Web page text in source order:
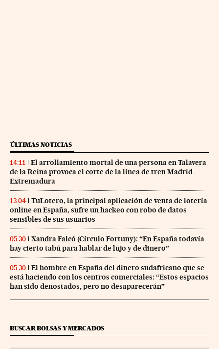
ÚLTIMAS NOTICIAS
14:11
El arrollamiento mortal de una persona en Talavera
de la Reina provoca el corte de la línea de tren Madrid-
Extremadura
13:04
TuLotero, la principal aplicación de venta de lotería
online en España, sufre un hackeo con robo de datos
sensibles de sus usuarios
05:30
Xandra Falcó (Círculo Fortuny): “En España todavía
hay cierto tabú para hablar de lujo y de dinero”
05:30
El hombre en España del dinero sudafricano que se
está haciendo con los centros comerciales: “Estos espacios
han sido denostados, pero no desaparecerán”
BUSCAR BOLSAS Y MERCADOS